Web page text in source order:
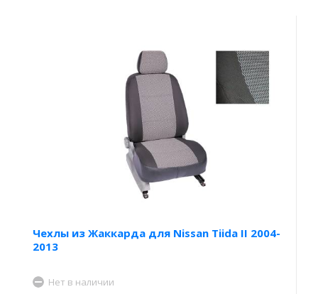
Чехлы из Жаккарда для Nissan Tiida II 2004-
2013
Нет в наличии